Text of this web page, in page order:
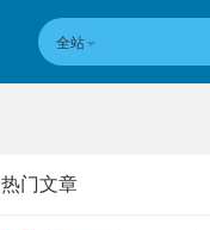
全站
热门文章